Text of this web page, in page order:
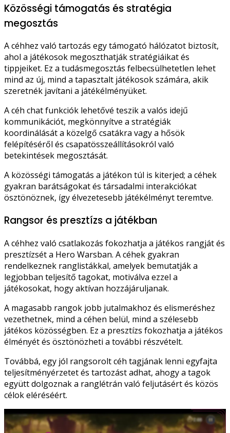
Közösségi támogatás és stratégia
megosztás
A céhhez való tartozás egy támogató hálózatot biztosít,
ahol a játékosok megoszthatják stratégiáikat és
tippjeiket. Ez a tudásmegosztás felbecsülhetetlen lehet
mind az új, mind a tapasztalt játékosok számára, akik
szeretnék javítani a játékélményüket.
A céh chat funkciók lehetővé teszik a valós idejű
kommunikációt, megkönnyítve a stratégiák
koordinálását a közelgő csatákra vagy a hősök
felépítéséről és csapatösszeállításokról való
betekintések megosztását.
A közösségi támogatás a játékon túl is kiterjed; a céhek
gyakran barátságokat és társadalmi interakciókat
ösztönöznek, így élvezetesebb játékélményt teremtve.
Rangsor és presztízs a játékban
A céhhez való csatlakozás fokozhatja a játékos rangját és
presztízsét a Hero Warsban. A céhek gyakran
rendelkeznek ranglistákkal, amelyek bemutatják a
legjobban teljesítő tagokat, motiválva ezzel a
játékosokat, hogy aktívan hozzájáruljanak.
A magasabb rangok jobb jutalmakhoz és elismeréshez
vezethetnek, mind a céhen belül, mind a szélesebb
játékos közösségben. Ez a presztízs fokozhatja a játékos
élményét és ösztönözheti a további részvételt.
Továbbá, egy jól rangsorolt céh tagjának lenni egyfajta
teljesítményérzetet és tartozást adhat, ahogy a tagok
együtt dolgoznak a ranglétrán való feljutásért és közös
célok eléréséért.